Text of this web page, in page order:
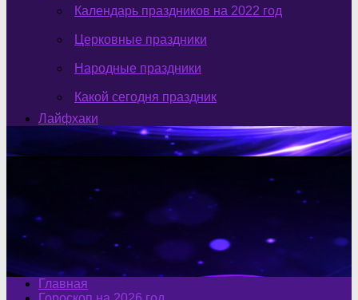
Календарь праздников на 2022 год
Церковные праздники
Народные праздники
Какой сегодня праздник
Лайфхаки
Главная